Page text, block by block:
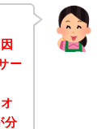
ー
分